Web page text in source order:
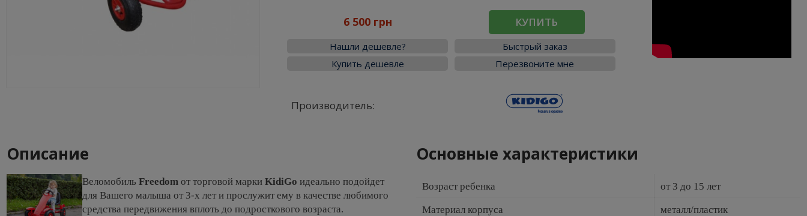
6 500 грн КУПИТЬ
Нашли дешевле?
Быстрый заказ
Купить дешевле
Перезвоните мне
Производитель:
Описание
Веломобиль Freedom от торговой марки KidiGo идеально подойдет
для Вашего малыша от 3-х лет и прослужит ему в качестве любимого
средства передвижения вплоть до подросткового возраста.
Основные характеристики
Возраст ребенка от 3 до 15 лет
Материал корпуса металл/пластик